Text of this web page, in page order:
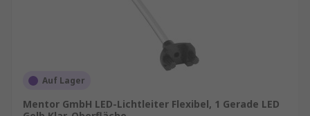
Auf Lager
Mentor GmbH LED-Lichtleiter Flexibel, 1 Gerade LED